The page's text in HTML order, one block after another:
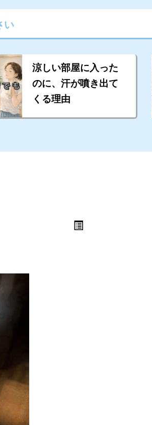
い
涼しい部屋に入った
のに、汗が噴き出て
くる理由